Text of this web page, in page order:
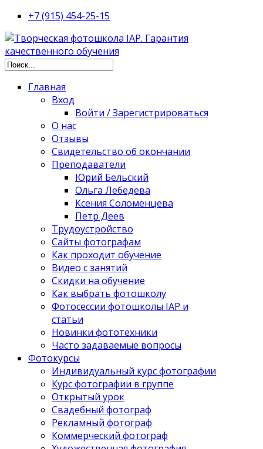
+7 (915) 454-25-15
Главная
Вход
Войти / Зарегистрироваться
О нас
Отзывы
Свидетельство об окончании
Преподаватели
Юрий Бельский
Ольга Лебедева
Ксения Соломенцева
Петр Деев
Трудоустройство
Сайты фотографам
Как проходит обучение
Видео с занятий
Скидки на обучение
Как выбрать фотошколу
Фотосессии фотошколы IAP и
статьи
Новинки фототехники
Часто задаваемые вопросы
Фотокурсы
Индивидуальный курс фотографии
Курс фотографии в группе
Открытый урок
Свадебный фотограф
Рекламный фотограф
Коммерческий фотограф